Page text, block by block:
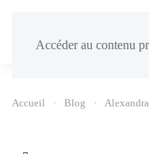
Accéder au contenu
Accueil Blog